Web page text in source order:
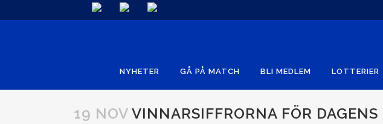
NYHETER GÅ PÅ MATCH BLI MEDLEM LOTTERIER
19 NOV VINNARSIFFRORNA FÖR